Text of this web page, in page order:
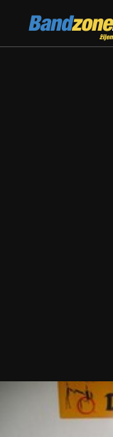
Bandzone.cz
žijeme hudbou